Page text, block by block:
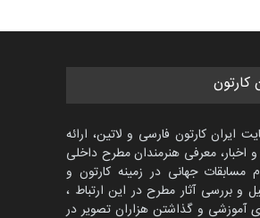
جشنواره بین‌المللی کارتون
مدارس پرتغال، ۲۰۲۷
پنجمین مسابقۀ بین‌المللی
کارتون طنز «کلاه‌ای…
گالری 4 روز قبل
کارتون
ایران کارتون فارسی و لاتین، ارائه
اخبار، معرفی هنرمندان مطرح داخلی
مسابقات جهانی در زمینه کارتون و
و بررسی آثار مطرح در این ارتباط ،
آموزشی و گذاشتن هزاران تصویر در